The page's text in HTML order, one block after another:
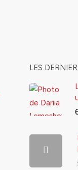
LES